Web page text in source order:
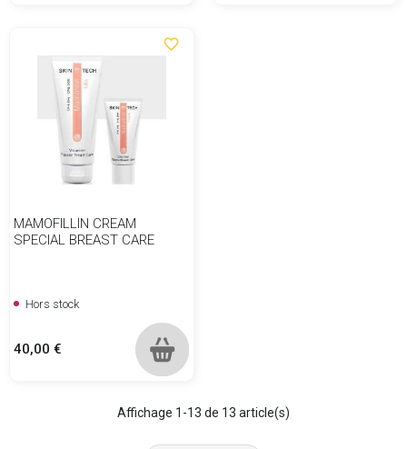
favorite_border
MAMOFILLIN CREAM
SPECIAL BREAST CARE
Hors stock
Prix
40,00 €
Affichage 1-13 de 13 article(s)